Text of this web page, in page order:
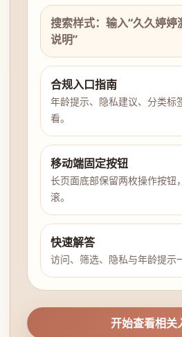
搜索样式：输入“久久婷婷
说明”
合规入口指南
年龄提示、隐私建议、分类标
看。
移动端固定按钮
长页面底部保留两枚操作按钮
滚。
快速解答
访问、筛选、隐私与年龄提示
开始查看相关